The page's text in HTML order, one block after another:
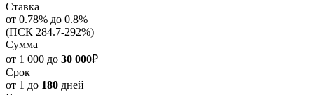
Ставка
от 0.78% до 0.8%
(ПСК 284.7-292%)
Сумма
от 1 000 до 30 000₽
Срок
от 1 до 180 дней